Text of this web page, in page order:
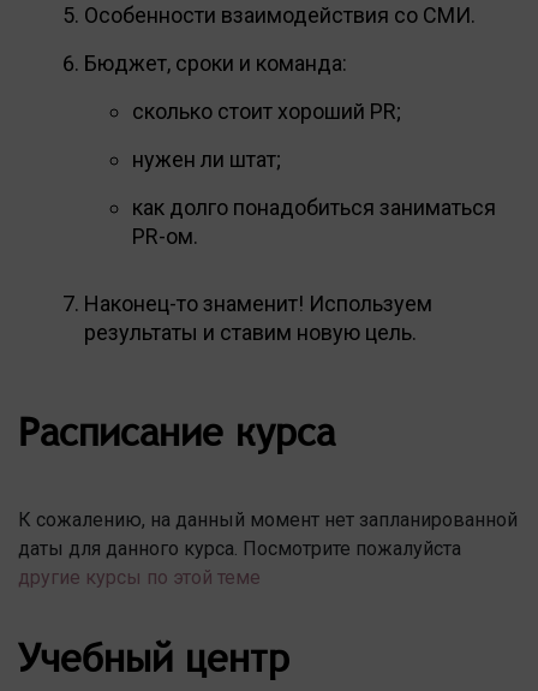
Особенности взаимодействия со СМИ.
Бюджет, сроки и команда:
сколько стоит хороший PR;
нужен ли штат;
как долго понадобиться заниматься
PR-ом.
Наконец-то знаменит! Используем
результаты и ставим новую цель.
Расписание курса
К сожалению, на данный момент нет запланированной
даты для данного курса. Посмотрите пожалуйста
другие курсы по этой теме
Учебный центр